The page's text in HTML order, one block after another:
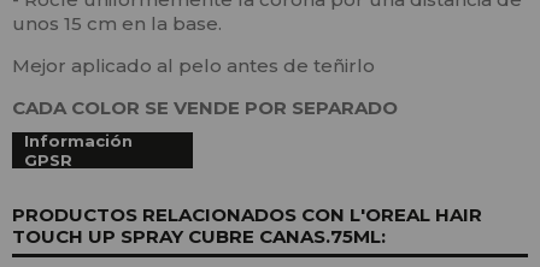
unos 15 cm en la base.
Mejor aplicado al pelo antes de teñirlo
CADA COLOR SE VENDE POR SEPARADO
Información
GPSR
PRODUCTOS RELACIONADOS CON L'OREAL HAIR
TOUCH UP SPRAY CUBRE CANAS.75ML: